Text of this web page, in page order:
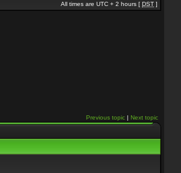
All times are UTC + 2 hours [ DST ]
Previous topic | Next topic